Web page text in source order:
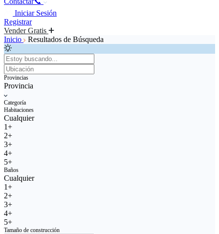
Iniciar Sesión
Registrar
Vender Gratis
Inicio
Resultados de Búsqueda
Provincias
Provincia
Categoría
Habitaciones
Cualquier
1+
2+
3+
4+
5+
Baños
Cualquier
1+
2+
3+
4+
5+
Tamaño de construcción